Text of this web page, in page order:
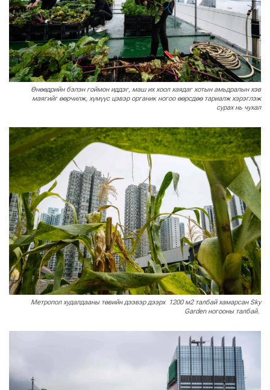
Өнөөдрийн бэлэн гоймон иддэг, маш их хоол хаядаг хотын амьдралын хэв
маягийг өөрчилж, хүмүүс цэвэр органик ногоо өөрсдөө тариалж хэрэглэж
сурах нь чухал
Метропол худалдааны төвийн дээвэр дээрх 1200 м2 талбай хамарсан Sky
Garden ногооны талбай.